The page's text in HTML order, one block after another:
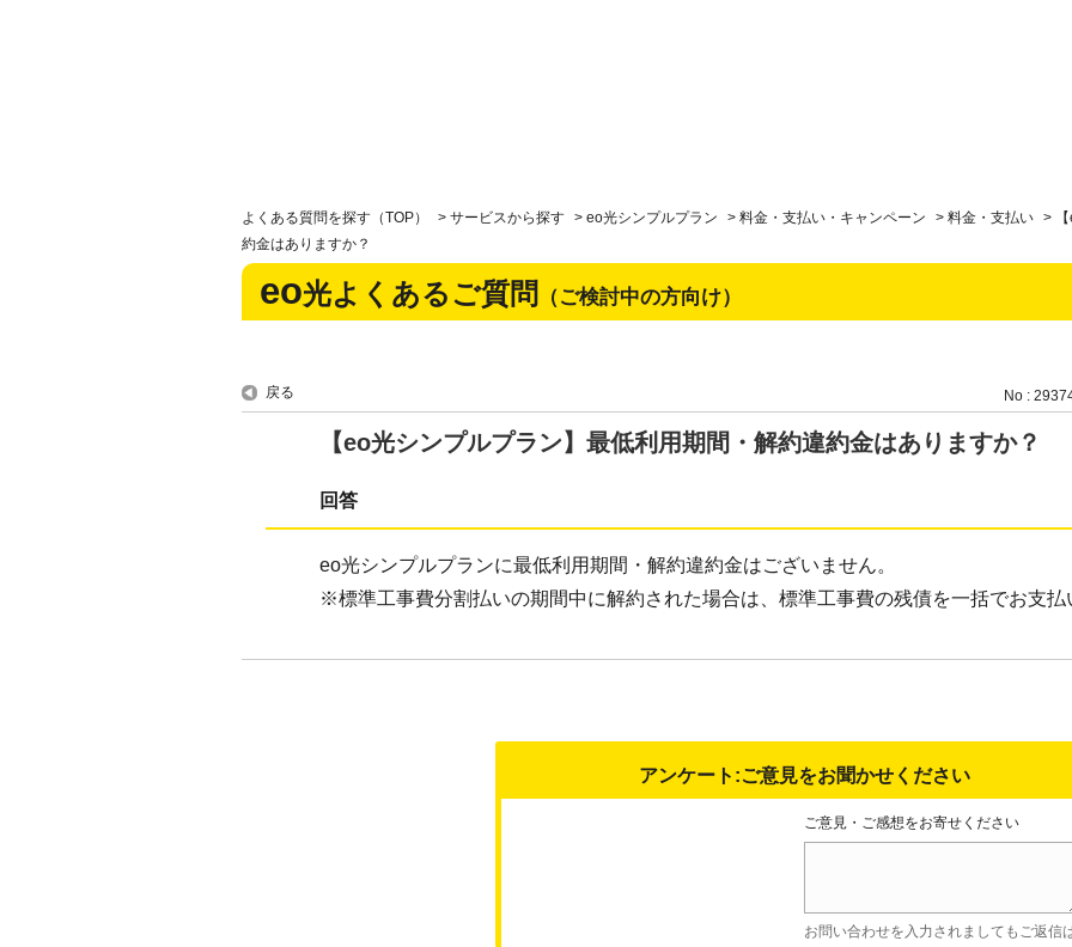
よくある質問を探す（TOP） > サービスから探す > eo光シンプルプラン > 料金・支払い・キャンペーン > 料金・支払い >
約金はありますか？
eo光よくあるご質問 （ご検討中の方向け）
戻る No :
【eo光シンプルプラン】最低利用期間・解約違約金はありますか？
回答
eo光シンプルプランに最低利用期間・解約違約金はございません。
※標準工事費分割払いの期間中に解約された場合は、標準工事費の残債を一括でお支払
アンケート:ご意見をお聞かせください
ご意見・ご感想をお寄せください
お問い合わせを入力されましてもご返信